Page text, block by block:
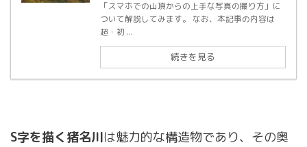
「スマホでの山頂からの上手な写真の撮り方」に
ついて解説してみます。 なお、本記事の内容は
超・初 ...
続きを見る
S字を描く猪名川は魅力的な構造物であり、その奥